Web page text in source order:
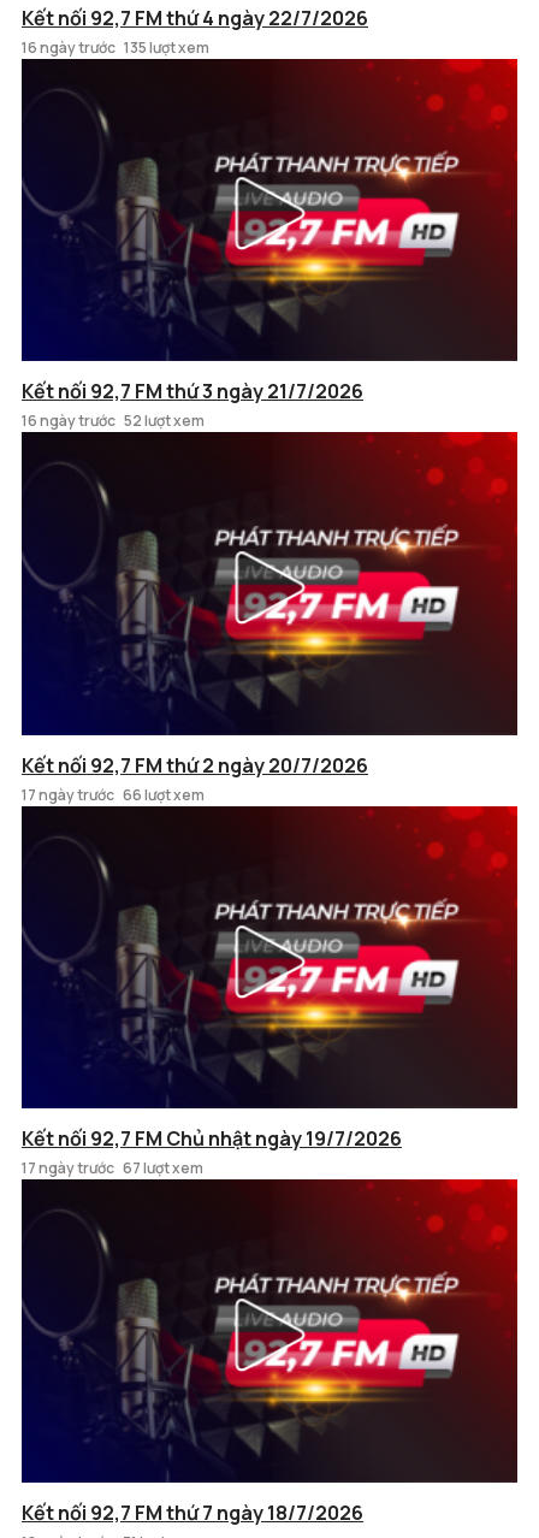
Kết nối 92,7 FM thứ 4 ngày 22/7/2026
16 ngày trước 135 lượt xem
Kết nối 92,7 FM thứ 3 ngày 21/7/2026
16 ngày trước 52 lượt xem
Kết nối 92,7 FM thứ 2 ngày 20/7/2026
17 ngày trước 66 lượt xem
Kết nối 92,7 FM Chủ nhật ngày 19/7/2026
17 ngày trước 67 lượt xem
Kết nối 92,7 FM thứ 7 ngày 18/7/2026